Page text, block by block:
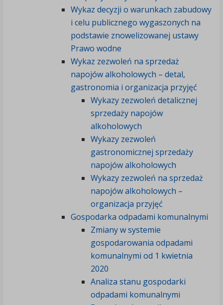
Wykaz decyzji o warunkach zabudowy
i celu publicznego wygaszonych na
podstawie znowelizowanej ustawy
Prawo wodne
Wykaz zezwoleń na sprzedaż
napojów alkoholowych – detal,
gastronomia i organizacja przyjęć
Wykazy zezwoleń detalicznej
sprzedaży napojów
alkoholowych
Wykazy zezwoleń
gastronomicznej sprzedaży
napojów alkoholowych
Wykazy zezwoleń na sprzedaż
napojów alkoholowych –
organizacja przyjęć
Gospodarka odpadami komunalnymi
Zmiany w systemie
gospodarowania odpadami
komunalnymi od 1 kwietnia
2020
Analiza stanu gospodarki
odpadami komunalnymi